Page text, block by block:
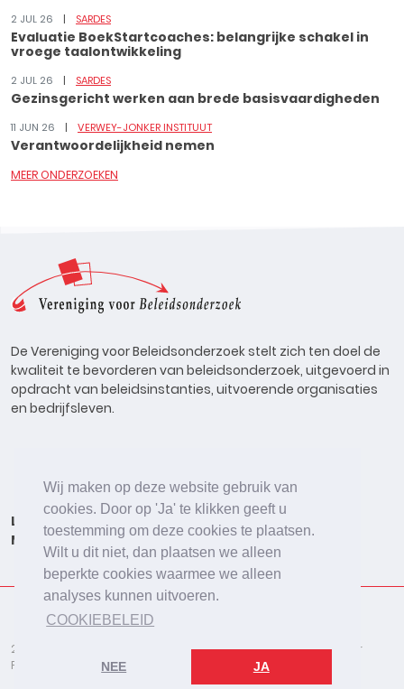
Wij maken op deze website gebruik van
cookies. Door op 'Ja' te klikken geeft u
toestemming om deze cookies te plaatsen.
Wilt u dit niet, dan plaatsen we alleen
beperkte cookies waarmee we alleen
analyses kunnen uitvoeren.
COOKIEBELEID
NEE JA
2 JUL 26 SARDES
Evaluatie BoekStartcoaches: belangrijke schakel in
vroege taalontwikkeling
2 JUL 26 SARDES
Gezinsgericht werken aan brede basisvaardigheden
11 JUN 26 VERWEY-JONKER INSTITUUT
Verantwoordelijkheid nemen
MEER ONDERZOEKEN
De Vereniging voor Beleidsonderzoek stelt zich ten doel de
kwaliteit te bevorderen van beleidsonderzoek, uitgevoerd in
opdracht van beleidsinstanties, uitvoerende organisaties
en bedrijfsleven.
Lid worden Onderzoeken Agenda
Vacatures
Meldpunt Beleidsonderzoek Online
2026 © De Vereniging voor Beleidsonderzoek
Disclaimer
Privacybeleid
Cookies